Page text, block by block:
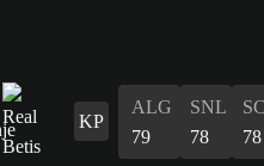
KP
ALG
79
SNL
78
78